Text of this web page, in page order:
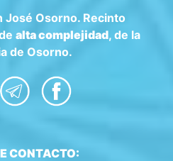
José Osorno. Recinto
alta complejidad, de la
de Osorno.
CONTACTO: